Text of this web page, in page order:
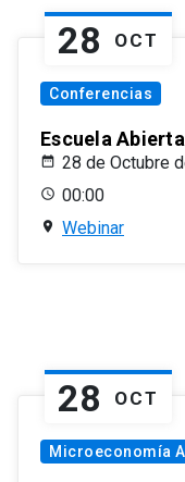
28 OCT
Conferencias
Escuela
28 de Octubre
00:00
Webinar
28 OCT
Microeconomía